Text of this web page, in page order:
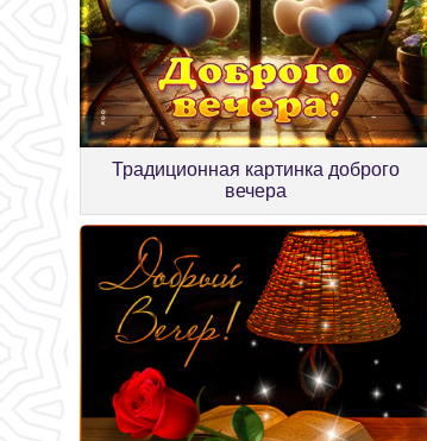
Традиционная картинка доброго
вечера